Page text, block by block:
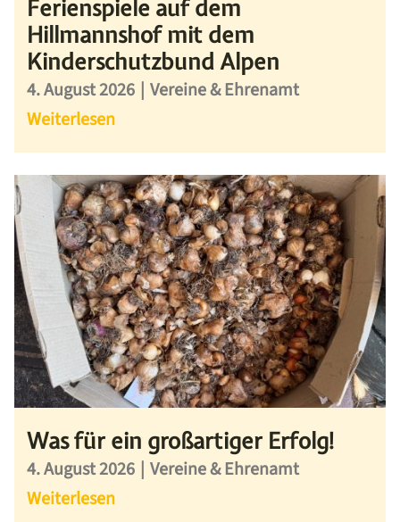
Ferienspiele auf dem
Hillmannshof mit dem
Kinderschutzbund Alpen
4. August 2026 | Vereine & Ehrenamt
Weiterlesen
Was für ein großartiger Erfolg!
4. August 2026 | Vereine & Ehrenamt
Weiterlesen